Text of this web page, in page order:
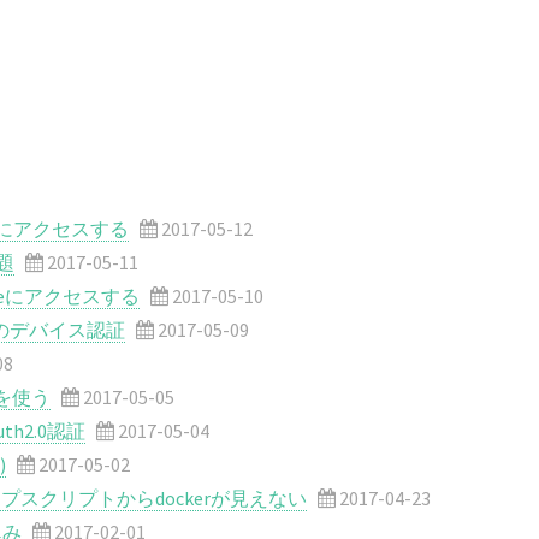
アクセスする
2017-05-12
2017-05-11
アクセスする
2017-05-10
デバイス認証
2017-05-09
使う
2017-05-05
認証
2017-05-04
2017-05-02
スクリプトからdockerが見えない
2017-04-23
2017-02-01